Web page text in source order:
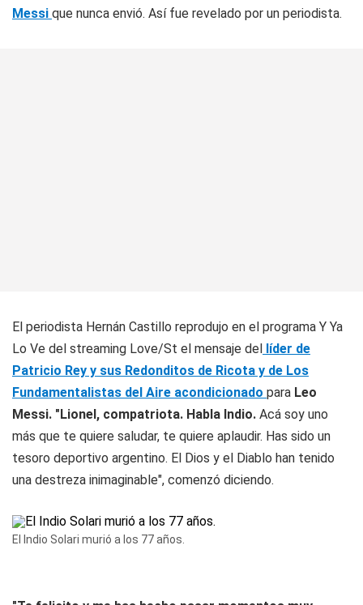
Messi que nunca envió. Así fue revelado por un periodista.
El periodista Hernán Castillo reprodujo en el programa Y Ya
Lo Ve del streaming Love/St el mensaje del líder de
Patricio Rey y sus Redonditos de Ricota y de Los
Fundamentalistas del Aire acondicionado para Leo
Messi. "Lionel, compatriota. Habla Indio. Acá soy uno
más que te quiere saludar, te quiere aplaudir. Has sido un
tesoro deportivo argentino. El Dios y el Diablo han tenido
una destreza inimaginable", comenzó diciendo.
El Indio Solari murió a los 77 años.